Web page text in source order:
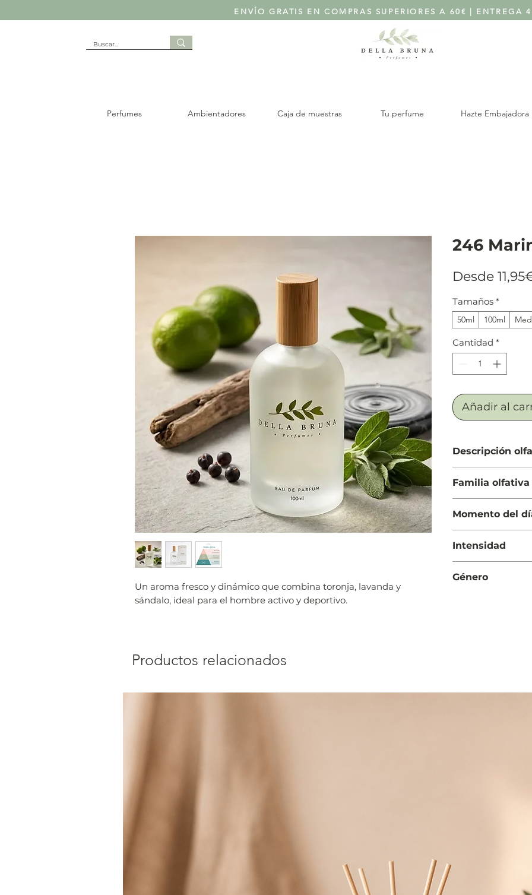
ENVÍO GRATIS EN COMPRAS SUPERIORES A 60€ | ENTREGA
Perfumes Ambientadores Caja de muestras Tu perfume Hazte Embajadora
Un aroma fresco y dinámico que combina toronja, lavanda y
sándalo, ideal para el hombre activo y deportivo.
246
Desde
Tamaños *
50ml 100ml
Cantidad *
Añadir al
Descripción
Cuerpo: Enebro
pimienta de
Fondo: Sándalo,
Familia olfativa
Momento del
Intensidad
Género
Productos relacionados